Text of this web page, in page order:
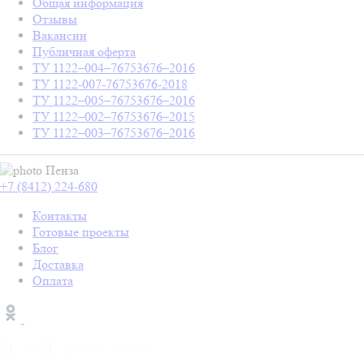
Отзывы
Вакансии
Публичная оферта
ТУ 1122–004–76753676–2016
ТУ 1122-007-76753676-2018
ТУ 1122–005–76753676–2016
ТУ 1122–002–76753676–2015
ТУ 1122–003–76753676–2016
Пенза
+7 (8412) 224-680
Контакты
Готовые проекты
Блог
Доставка
Оплата